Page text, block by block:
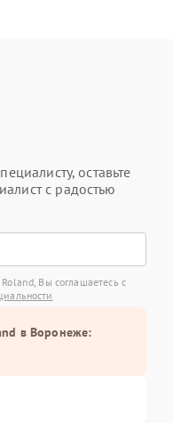
оставьте
с радостью
Вы соглашаетесь с
в Воронеже: